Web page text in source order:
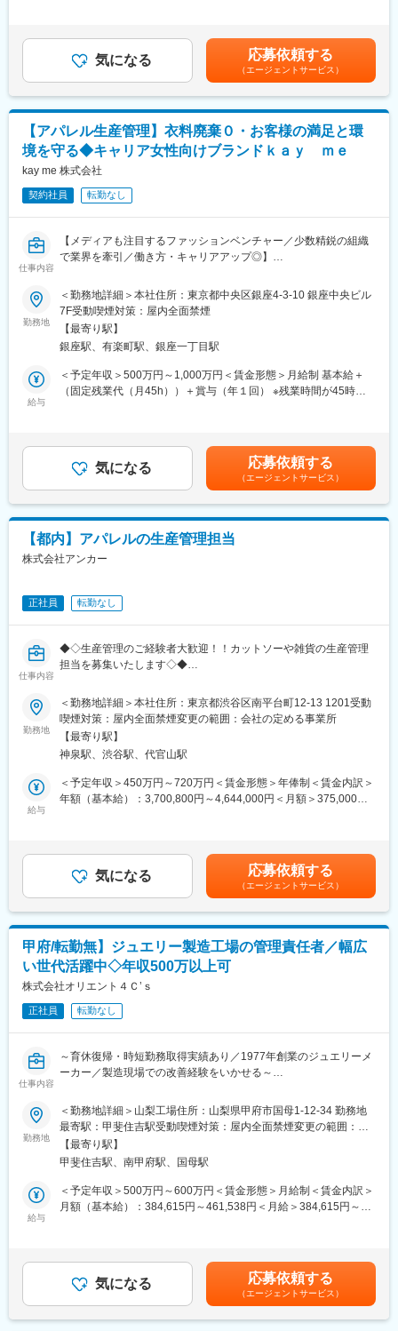
し、業務委託先との効率的な連携） ※品質管理は発売前はデザ
インチームが、発売後は生産管理が担う
・商品管理（MDと連携し、商品の情報を完成させる。また、廃番
・原価管理
・納期管理（フェアや長期休業時の対応）
・在庫管理（棚卸し）
・業務フローの見直し、取り決め
・工場・サプライヤー折衝
・貯蔵品・備品管理（品質管理）
・修理対応 など
※業務で使用する主なツール：Workplace (社内コミュニケーショ
ン)、Google Workspace、WhatsAppｍLINEビジネス、社内受注
※将来的には、MD業務も担っていただく可能性があります。
<MD業務例>商品開発/改廃のための市場調査/プライシング/コスト
管理
■BRILLIANCE+（ブリリアンス・プラス）：
さらには、ダイヤモンドのルースのみを贈る新しいプロポーズの
形『ダイヤモンドでプロポーズ』を業界に先駆けてご提案するな
ど、選択肢を豊富に取り揃えています。
また、ほとんどのジュエリーを受注生産で製造しているため、過
剰な在庫や廃棄を生むことなく、お客様の希望を第一に考えた接
客と環境への優しさを実現できることが特徴です。
補足＞予定年収はあくまでも目安の金額であり、選考を通じて上
下する可能性があります。■昇給：年1回（5月）■決算賞与賃金は
あくまでも目安の金額であり、選考を通じて上下する可能性があ
ります。月給(月額)は固定手当を含めた表記です。
気になる 応募依頼する
（エージェントサービス）
【アパレル生産管理】衣料廃棄０・お客様の満足と環
境を守る◆キャリア女性向けブランドｋａｙ ｍｅ
kay me 株式会社
契約社員 転勤なし
仕事内容
【メディアも注目するファッションベンチャー／少数精鋭の組織
で業界を牽引／働き方・キャリアアップ◎】
【主なミッション】
キャリア層の女性をターゲットとしたワンピース、スーツなどの
生産管理全般をお任せします。
製品の生産/販売/在庫等に関する数的分析を行い、最適な生産量を
計画します。
【業務内容】
kay meブランドの工場との取引を円滑に進めて頂き、サスティナ
ビリティを意識した生産体制を構築していただきます。生産はも
ちろん、社長とともに全社的な視点で数値分析にもとづく的確な
社内および海外の取引先と英語で打ち合わせする場合があるた
め、英語力を活かしながら働きたい方は十分にスキルを発揮いた
を磨ける環境を整えているため、挑戦してみたい意欲的な方は是
非ご応募ください。
■同社について：
代表の毛見様が「働く女性のサポートが何かできないか？」と考
え、『挑戦する人を応援する』をミッションに、2011年に設立さ
グローバルオンラインサイトでの販売に加え日本で5店舗、シンガ
ポールで1店舗を展開し、「Made in Japan の機能性服を世界へ」
を合言葉にアジアや北米へとグローバル展開をおこなっておりま
す。
ンしたkay meは、キャスターや女優、著名ビジネスパーソン、皇
室や政治家など様々なセレブリティにも愛用されています。グロ
●「快適性」
表地、裏地、糸の全てがストレッチ素材でできているため、長時
間着用しても疲れない
●「時短性」
丸めてシワにならず、洗濯機で洗える素材だけで作るので、アイ
ロンやクリーニング不要
●「一瞬できちんと」
立体的なパターン開発や縫製技術を取り入れエレガントで着やせ
すると評判
勤務地
＜勤務地詳細＞本社住所：東京都中央区銀座4-3-10 銀座中央ビル
7F受動喫煙対策：屋内全面禁煙
【最寄り駅】
銀座駅、有楽町駅、銀座一丁目駅
給与
＜予定年収＞500万円～1,000万円＜賃金形態＞月給制 基本給＋
（固定残業代（月45h））＋賞与（年１回） ※残業時間が45時間
追加支給＜月給＞416,700円～833,300円（一律手当を含む）＜昇
給有無＞有＜残業手当＞有＜給与補足＞※現職の年収を考慮し決定
ジュニアからの参画：年収500万円以上（ポテンシャル採用）ミ
ドルからの参画：年収500～800万円（経験採用）シニアからの参
画：年収800～1,000万円（実績採用）＜報酬＞基本給＋（固定残
業代45h/月）＋賞与（年1回）賃金はあくまでも目安の金額であ
り、選考を通じて上下する可能性があります。月給(月額)は固定手
当を含めた表記です。
気になる 応募依頼する
（エージェントサービス）
【都内】アパレルの生産管理担当
株式会社アンカー
正社員 転勤なし
仕事内容
◆◇生産管理のご経験者大歓迎！！カットソーや雑貨の生産管理
担当を募集いたします◇◆
■業務概要
・商品を作る上で必要な工期をとらえ、適切にアクションしてい
くポジションです。
妥協ない商品を作るため、共に考え、行動していただきたいと思
っています。
■業務詳細：
鋭の為、無駄のないコミュニケーションをとることができます。
■組織構成：1名（40代男性）
※既存メンバーの方は別のブランドを担当いただく予定となってお
ります。
■生産背景：中国がメインになります
変更の範囲：会社の定める業務
勤務地
＜勤務地詳細＞本社住所：東京都渋谷区南平台町12-13 1201受動
喫煙対策：屋内全面禁煙変更の範囲：会社の定める事業所
【最寄り駅】
神泉駅、渋谷駅、代官山駅
給与
＜予定年収＞450万円～720万円＜賃金形態＞年俸制＜賃金内訳＞
年額（基本給）：3,700,800円～4,644,000円＜月額＞375,000円
含めた表記です。賃金はあくまでも目安の金額であり、選考を通
じて上下する可能性があります。月給(月額)は固定手当を含めた表
記です。
気になる 応募依頼する
（エージェントサービス）
甲府/転勤無】ジュエリー製造工場の管理責任者／幅広
い世代活躍中◇年収500万以上可
株式会社オリエント４Ｃ’ｓ
正社員 転勤なし
仕事内容
～育休復帰・時短勤務取得実績あり／1977年創業のジュエリーメ
ーカー／製造現場での改善経験をいかせる～
＼おすすめポイント／
・現場改善の経験を活かし、工場全体を変革できる裁量の大きな
ポジションです。単なる運営ではなく、製造部門の仕組みづくり
から組織改革まで担えるため、「工場長」「生産管理責任者」と
して培った経験をいかせます。
・70名規模の職人組織で技術継承と人材育成を推進できます。技
術やノウハウを仕組み化し、次世代へつないでいく重要なミッシ
きます。
勤務地
＜勤務地詳細＞山梨工場住所：山梨県甲府市国母1-12-34 勤務地
最寄駅：甲斐住吉駅受動喫煙対策：屋内全面禁煙変更の範囲：会
社の定める事業所
【最寄り駅】
甲斐住吉駅、南甲府駅、国母駅
給与
＜予定年収＞500万円～600万円＜賃金形態＞月給制＜賃金内訳＞
月額（基本給）：384,615円～461,538円＜月給＞384,615円～
考を通じて上下する可能性があります。月給(月額)は固定手当を含
めた表記です。
気になる 応募依頼する
（エージェントサービス）